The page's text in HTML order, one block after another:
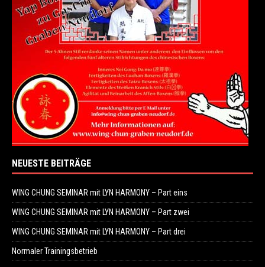
NEUESTE BEITRÄGE
WING CHUNG SEMINAR mit LYN HARMONY – Part eins
WING CHUNG SEMINAR mit LYN HARMONY – Part zwei
WING CHUNG SEMINAR mit LYN HARMONY – Part drei
Normaler Trainingsbetrieb